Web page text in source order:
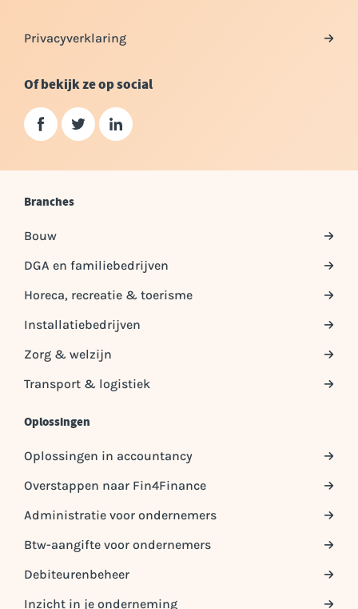
Privacyverklaring
Of bekijk ze op social
Branches
Bouw
DGA en familiebedrijven
Horeca, recreatie & toerisme
Installatiebedrijven
Zorg & welzijn
Transport & logistiek
Oplossingen
Oplossingen in accountancy
Overstappen naar Fin4Finance
Administratie voor ondernemers
Btw-aangifte voor ondernemers
Debiteurenbeheer
Inzicht in je onderneming